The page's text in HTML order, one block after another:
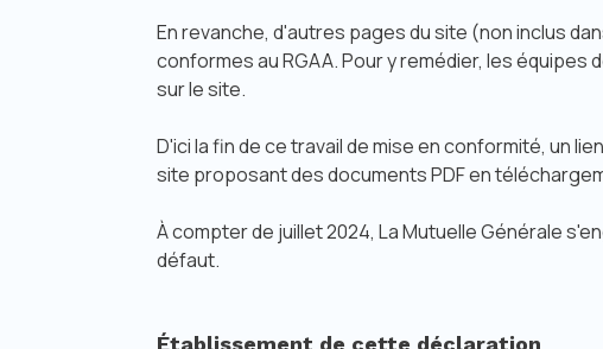
En revanche, d'autres pages du site (non inclus
conformes au RGAA. Pour y remédier, les
sur le site.
D'ici la fin de ce travail de mise en conformité, un
site proposant des documents PDF en
À compter de juillet 2024, La Mutuelle Générale
défaut.
Établissement de cette déclaration